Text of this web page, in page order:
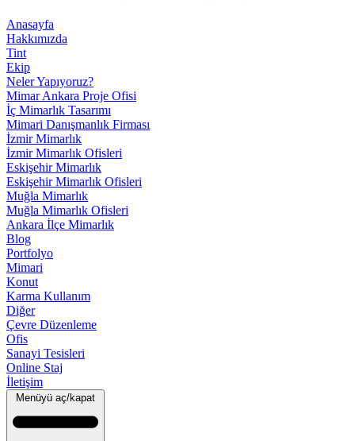
Anasayfa
Hakkımızda
Tint
Ekip
Neler Yapıyoruz?
Mimar Ankara Proje Ofisi
İç Mimarlık Tasarımı
Mimari Danışmanlık Firması
İzmir Mimarlık
İzmir Mimarlık Ofisleri
Eskişehir Mimarlık
Eskişehir Mimarlık Ofisleri
Muğla Mimarlık
Muğla Mimarlık Ofisleri
Ankara İlçe Mimarlık
Blog
Portfolyo
Mimari
Konut
Karma Kullanım
Diğer
Çevre Düzenleme
Ofis
Sanayi Tesisleri
Online Staj
İletişim
Menüyü aç/kapat